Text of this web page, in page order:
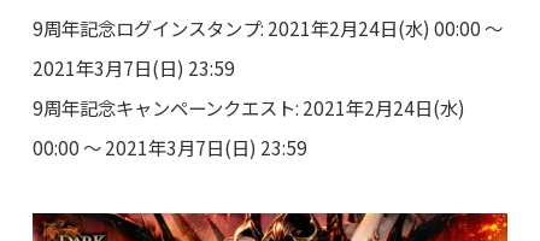
9周年記念ログインスタンプ: 2021年2月24日(水) 00:00 ～
2021年3月7日(日) 23:59
9周年記念キャンペーンクエスト: 2021年2月24日(水)
00:00 ～ 2021年3月7日(日) 23:59